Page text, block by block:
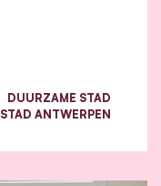
DUURZAME STAD
STAD ANTWERPEN